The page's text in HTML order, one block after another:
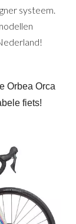
systeem.
Orbea Orca
fiets!